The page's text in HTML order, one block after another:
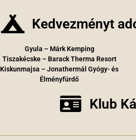
Kedvezményt
Gyula – Márk Kemping
Tiszakécske – Barack Therma Resort
Kiskunmajsa – Jonathermál Gyógy- és
Élményfürdő
Klub